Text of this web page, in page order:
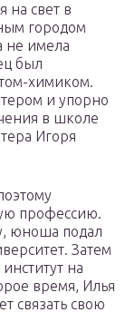
на свет в
городом
не имела
был
химиком.
и упорно
в школе
Игоря
профессию.
юноша подал
Затем
на
время, Илья
связать свою